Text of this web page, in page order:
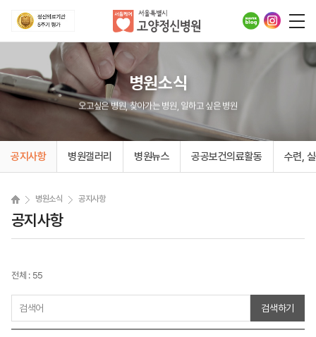
병원소식
오고싶은 병원, 찾아가는 병원, 일하고 싶은 병원
공지사항 병원갤러리 병원뉴스 공공보건의료활동 수련,
공지사항
병원소식 공지사항
전체 : 55
검색하기